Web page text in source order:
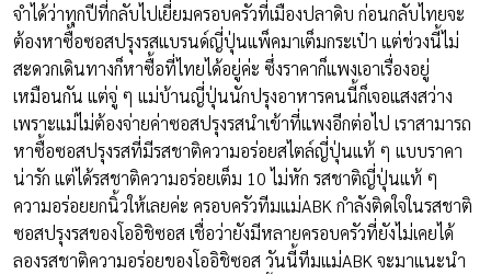
จำได้ว่าทุกปีที่กลับไปเยี่ยมครอบครัวที่เมืองปลาดิบ ก่อนกลับไทยจะ
ต้องหาซื้อซอสปรุงรสแบรนด์ญี่ปุ่นแพ็คมาเต็มกระเป๋า แต่ช่วงนี้ไม่
สะดวกเดินทางก็หาซื้อที่ไทยได้อยู่ค่ะ ซึ่งราคาก็แพงเอาเรื่องอยู่
เหมือนกัน แต่จู่ ๆ แม่บ้านญี่ปุ่นนักปรุงอาหารคนนี้ก็เจอแสงสว่าง
เพราะแม่ไม่ต้องจ่ายค่าซอสปรุงรสนำเข้าที่แพงอีกต่อไป เราสามารถ
หาซื้อซอสปรุงรสที่มีรสชาติความอร่อยสไตล์ญี่ปุ่นแท้ ๆ แบบราคา
น่ารัก แต่ได้รสชาติความอร่อยเต็ม 10 ไม่หัก รสชาติญี่ปุ่นแท้ ๆ
ความอร่อยยกนิ้วให้เลยค่ะ ครอบครัวทีมแม่ABK กำลังติดใจในรสชาติ
ซอสปรุงรสของโออิชิซอส เชื่อว่ายังมีหลายครอบครัวที่ยังไม่เคยได้
ลองรสชาติความอร่อยของโออิชิซอส วันนี้ทีมแม่ABK จะมาแนะนำ